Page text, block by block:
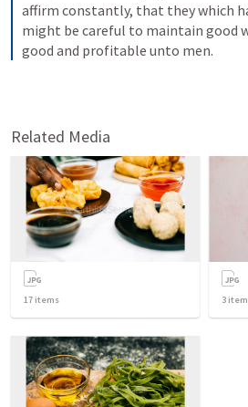
affirm constantly, that they which
might be careful to maintain good
good and profitable unto men.
Related Media
17 items 3